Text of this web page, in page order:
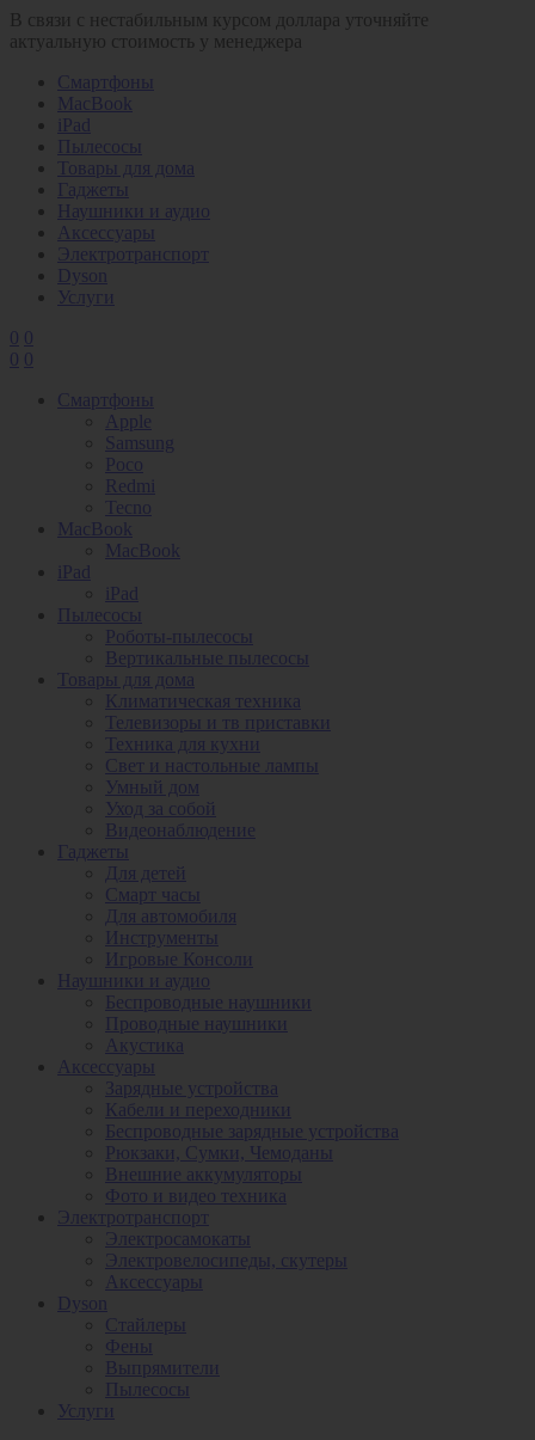
В связи с нестабильным курсом доллара уточняйте
актуальную стоимость у менеджера
Смартфоны
MacBook
iPad
Пылесосы
Товары для дома
Гаджеты
Наушники и аудио
Аксессуары
Электротранспорт
Dyson
Услуги
0 0
0 0
Смартфоны
Apple
Samsung
Poco
Redmi
Tecno
MacBook
MacBook
iPad
iPad
Пылесосы
Роботы-пылесосы
Вертикальные пылесосы
Товары для дома
Климатическая техника
Телевизоры и тв приставки
Техника для кухни
Свет и настольные лампы
Умный дом
Уход за собой
Видеонаблюдение
Гаджеты
Для детей
Смарт часы
Для автомобиля
Инструменты
Игровые Консоли
Наушники и аудио
Беспроводные наушники
Проводные наушники
Акустика
Аксессуары
Зарядные устройства
Кабели и переходники
Беспроводные зарядные устройства
Рюкзаки, Сумки, Чемоданы
Внешние аккумуляторы
Фото и видео техника
Электротранспорт
Электросамокаты
Электровелосипеды, скутеры
Аксессуары
Dyson
Стайлеры
Фены
Выпрямители
Пылесосы
Услуги